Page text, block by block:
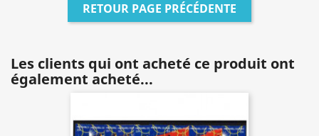
RETOUR PAGE PRÉCÉDENTE
Les clients qui ont acheté ce produit ont
également acheté...